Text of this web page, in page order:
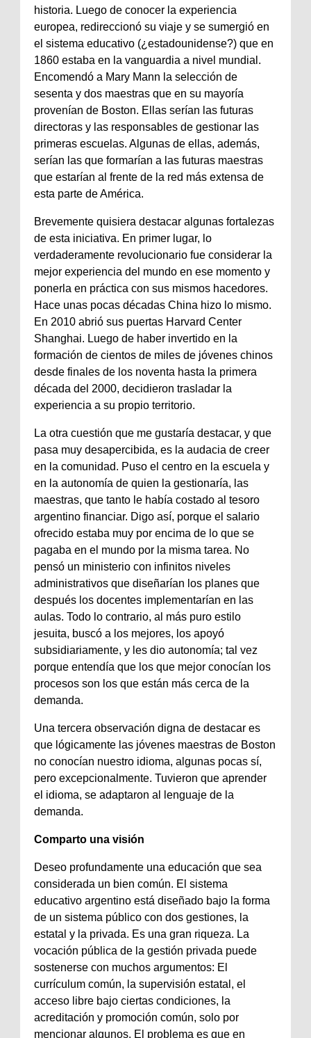
historia. Luego de conocer la experiencia
europea, redireccionó su viaje y se sumergió en
el sistema educativo (¿estadounidense?) que en
1860 estaba en la vanguardia a nivel mundial.
Encomendó a Mary Mann la selección de
sesenta y dos maestras que en su mayoría
provenían de Boston. Ellas serían las futuras
directoras y las responsables de gestionar las
primeras escuelas. Algunas de ellas, además,
serían las que formarían a las futuras maestras
que estarían al frente de la red más extensa de
esta parte de América.
Brevemente quisiera destacar algunas fortalezas
de esta iniciativa. En primer lugar, lo
verdaderamente revolucionario fue considerar la
mejor experiencia del mundo en ese momento y
ponerla en práctica con sus mismos hacedores.
Hace unas pocas décadas China hizo lo mismo.
En 2010 abrió sus puertas Harvard Center
Shanghai. Luego de haber invertido en la
formación de cientos de miles de jóvenes chinos
desde finales de los noventa hasta la primera
década del 2000, decidieron trasladar la
experiencia a su propio territorio.
La otra cuestión que me gustaría destacar, y que
pasa muy desapercibida, es la audacia de creer
en la comunidad. Puso el centro en la escuela y
en la autonomía de quien la gestionaría, las
maestras, que tanto le había costado al tesoro
argentino financiar. Digo así, porque el salario
ofrecido estaba muy por encima de lo que se
pagaba en el mundo por la misma tarea. No
pensó un ministerio con infinitos niveles
administrativos que diseñarían los planes que
después los docentes implementarían en las
aulas. Todo lo contrario, al más puro estilo
jesuita, buscó a los mejores, los apoyó
subsidiariamente, y les dio autonomía; tal vez
porque entendía que los que mejor conocían los
procesos son los que están más cerca de la
demanda.
Una tercera observación digna de destacar es
que lógicamente las jóvenes maestras de Boston
no conocían nuestro idioma, algunas pocas sí,
pero excepcionalmente. Tuvieron que aprender
el idioma, se adaptaron al lenguaje de la
demanda.
Comparto una visión
Deseo profundamente una educación que sea
considerada un bien común. El sistema
educativo argentino está diseñado bajo la forma
de un sistema público con dos gestiones, la
estatal y la privada. Es una gran riqueza. La
vocación pública de la gestión privada puede
sostenerse con muchos argumentos: El
currículum común, la supervisión estatal, el
acceso libre bajo ciertas condiciones, la
acreditación y promoción común, solo por
mencionar algunos. El problema es que en